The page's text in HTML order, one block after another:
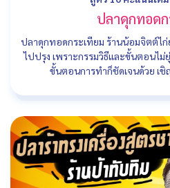
ปลาดุกทอด
ปลาดุกทอดกระเทียม ร้านน้อมจิตต์ไ
ไปปรุง เพราะกรรมวิธีและขั้นตอนไม่
ขั้นตอนการทำก็ชัดเจนด้วย เ